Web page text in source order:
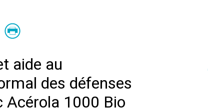
aide au
des défenses
Acérola 1000 Bio